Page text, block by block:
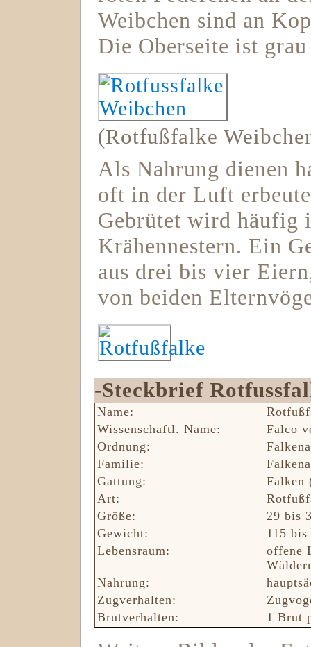
Weibchen sind an
Die Oberseite ist
(Rotfußfalke
Als Nahrung dienen
oft in der Luft
Gebrütet wird häufig
Krähennestern. Ein
aus drei bis vier
von beiden
-Steckbrief
Name:
Wissenschaftl. Name:
Falco
Ordnung:
Familie:
Gattung:
Falken
Art:
Größe:
29 bis
Gewicht:
115
Lebensraum:
offene
Nahrung:
Zugverhalten:
Brutverhalten:
1 Brut